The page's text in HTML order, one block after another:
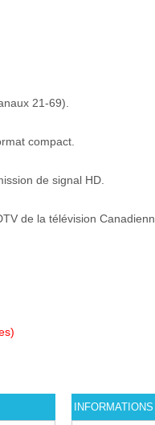
21-69).
compact.
de signal HD.
de la télévision
INFORMATIONS